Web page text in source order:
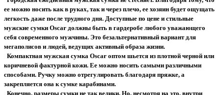
ее можно носить как в руках, так и через плечо, ее хозяин будет ощущать
легкость даже после трудного дня. Доступные по цене и стильные
мужские сумки Oscar должны быть в гардеробе любого уважающего
себя современного мужчины. Это безальтернативный вариант для
мегаполисов и людей, ведущих активный образа жизни.
Компактная мужская сумка Oscar оптом шьется из плотной черной или
коричневой фактурной кожи. Ее можно носить самыми различными
способами. Ручку можно отрегулировать благодаря пряжке, а
закрепляется она к сумке карабинами.
Конечно, размеры сумки не так велики. Но, несмотря на это, внутри